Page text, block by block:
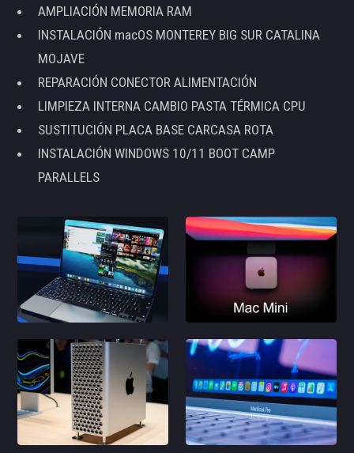
AMPLIACIÓN MEMORIA RAM
INSTALACIÓN macOS MONTEREY BIG SUR CATALINA
MOJAVE
REPARACIÓN CONECTOR ALIMENTACIÓN
LIMPIEZA INTERNA CAMBIO PASTA TÉRMICA CPU
SUSTITUCIÓN PLACA BASE CARCASA ROTA
INSTALACIÓN WINDOWS 10/11 BOOT CAMP
PARALLELS